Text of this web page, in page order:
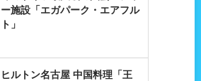
ー施設「エガパーク・エアフル
ト」
ヒルトン名古屋 中国料理「王